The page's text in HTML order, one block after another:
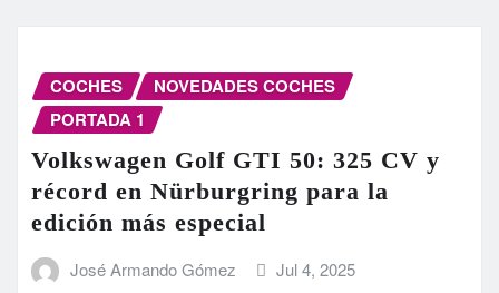
COCHES
NOVEDADES COCHES
PORTADA 1
Volkswagen Golf GTI 50: 325 CV y
récord en Nürburgring para la
edición más especial
José Armando Gómez Jul 4, 2025